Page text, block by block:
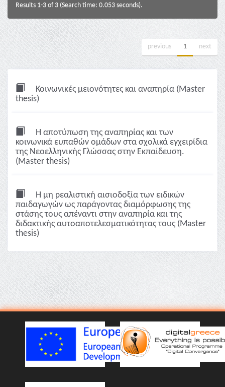
Results 1-3 of 3 (Search time: 0.053 seconds).
previous 1 next
Κοινωνικές μειονότητες και αναπηρία (Master
thesis)
Η αποτύπωση της αναπηρίας και των
κοινωνικά ευπαθών ομάδων στα σχολικά εγχειρίδια
της Νεοελληνικής Γλώσσας στην Εκπαίδευση.
(Master thesis)
Η μη ρεαλιστική αισιοδοξία των ειδικών
παιδαγωγών ως παράγοντας διαμόρφωσης της
στάσης τους απέναντι στην αναπηρία και της
διδακτικής αυτοαποτελεσματικότητας τους (Master
thesis)